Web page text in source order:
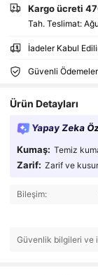
Kargo ücreti
Tah. Teslimat:
İadeler Kabul
Güvenli
Ürün Detayları
Yapay Zeka
Kumaş: Temiz
Zarif: Zarif ve
Bileşim:
Güvenlik bilgileri ve